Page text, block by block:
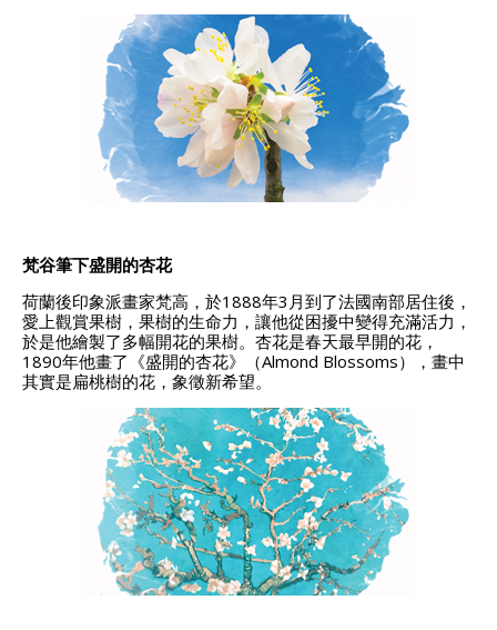
梵谷筆下盛開的杏花
荷蘭後印象派畫家梵高，於1888年3月到了法國南部居住後，
愛上觀賞果樹，果樹的生命力，讓他從困擾中變得充滿活力，
於是他繪製了多幅開花的果樹。杏花是春天最早開的花，
1890年他畫了《盛開的杏花》（Almond Blossoms），畫中
其實是扁桃樹的花，象徵新希望。